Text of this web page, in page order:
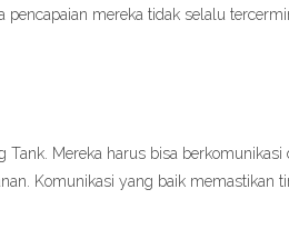
mereka tidak selalu
Mereka harus bisa berkomunikasi
Komunikasi yang baik memastikan